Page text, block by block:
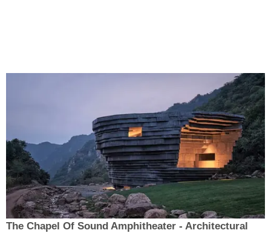
The Chapel Of Sound Amphitheater - Architectural